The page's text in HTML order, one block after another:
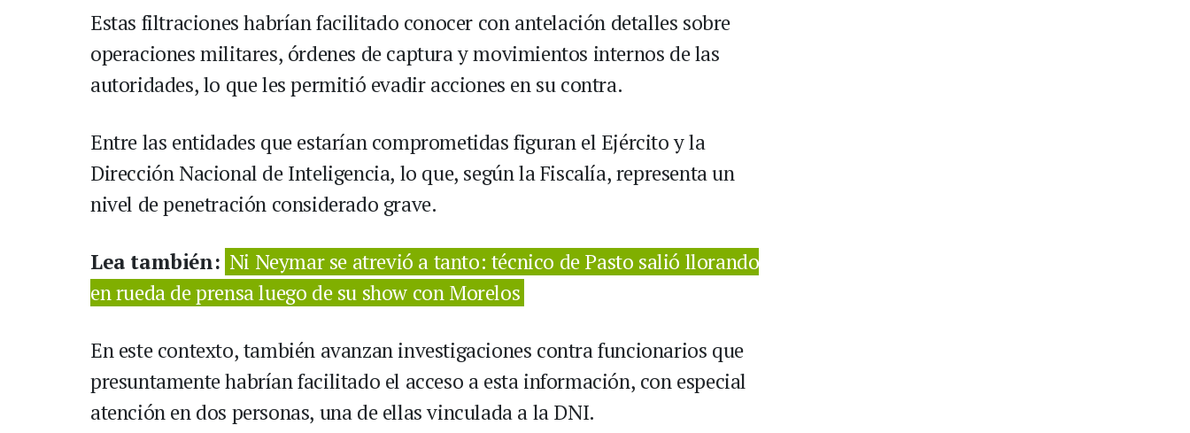
Estas filtraciones habrían facilitado conocer con antelación detalles sobre
operaciones militares, órdenes de captura y movimientos internos de las
autoridades, lo que les permitió evadir acciones en su contra.
Entre las entidades que estarían comprometidas figuran el Ejército y la
Dirección Nacional de Inteligencia, lo que, según la Fiscalía, representa un
nivel de penetración considerado grave.
Lea también: Ni Neymar se atrevió a tanto: técnico de Pasto salió llorando
en rueda de prensa luego de su show con Morelos
En este contexto, también avanzan investigaciones contra funcionarios que
presuntamente habrían facilitado el acceso a esta información, con especial
atención en dos personas, una de ellas vinculada a la DNI.